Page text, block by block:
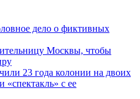
дело о фиктивных
Москвы, чтобы
23 года колонии на двоих
«спектакль» с ее